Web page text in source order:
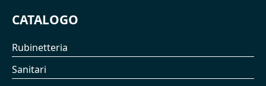
CATALOGO
Rubinetteria
Sanitari